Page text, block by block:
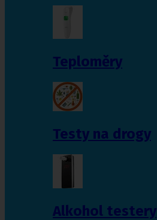
Teploměry
Testy na drogy
Alkohol testery